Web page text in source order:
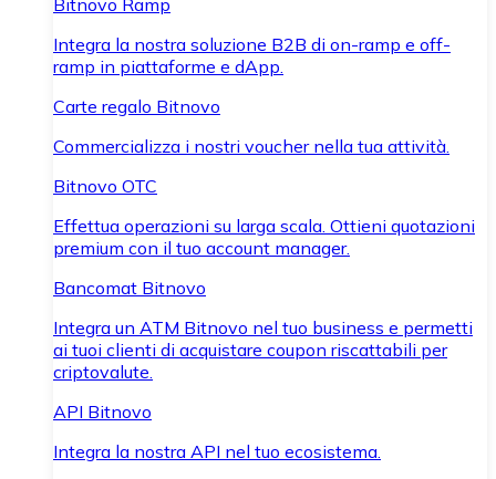
Bitnovo Ramp
Integra la nostra soluzione B2B di on-ramp e off-
ramp in piattaforme e dApp.
Carte regalo Bitnovo
Commercializza i nostri voucher nella tua attività.
Bitnovo OTC
Effettua operazioni su larga scala. Ottieni quotazioni
premium con il tuo account manager.
Bancomat Bitnovo
Integra un ATM Bitnovo nel tuo business e permetti
ai tuoi clienti di acquistare coupon riscattabili per
criptovalute.
API Bitnovo
Integra la nostra API nel tuo ecosistema.